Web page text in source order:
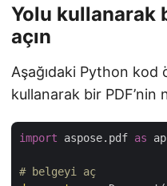
Yolu kullanarak
açın
Aşağıdaki Python
kullanarak bir PDF’nin
import aspose.pdf as ap
# belgeyi aç